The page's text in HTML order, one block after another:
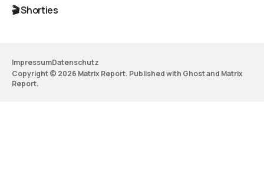
🎬 Shorties
ImpressumDatenschutz
Copyright © 2026 Matrix Report. Published with Ghostand Matrix
Report.